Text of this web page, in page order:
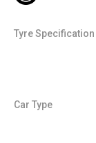
Tyre Specification
Car Type